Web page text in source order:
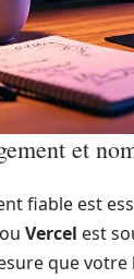
et
fiable est
ou Vercel est
que